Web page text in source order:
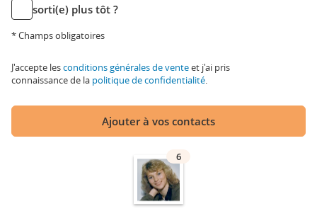
sorti(e) plus tôt ?
* Champs obligatoires
J'accepte lesconditions générales de venteet j'ai pris
connaissance de la politique de confidentialité.
Ajouter à vos contacts
6